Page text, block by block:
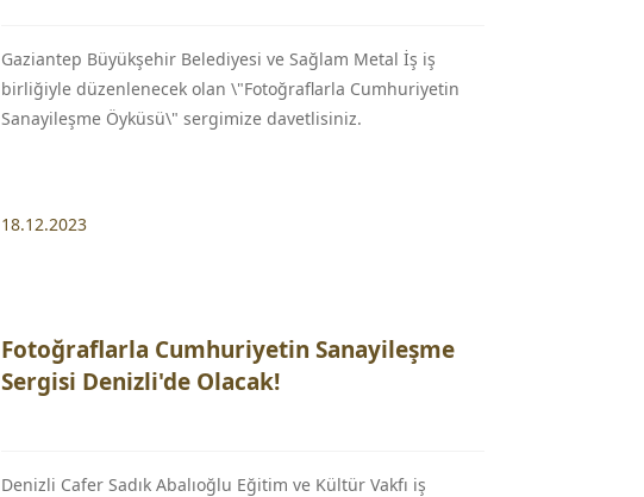
Gaziantep Büyükşehir Belediyesi ve Sağlam Metal İş iş
birliğiyle düzenlenecek olan \"Fotoğraflarla Cumhuriyetin
Sanayileşme Öyküsü\" sergimize davetlisiniz.
18.12.2023
Fotoğraflarla Cumhuriyetin Sanayileşme
Sergisi Denizli'de Olacak!
Denizli Cafer Sadık Abalıoğlu Eğitim ve Kültür Vakfı iş